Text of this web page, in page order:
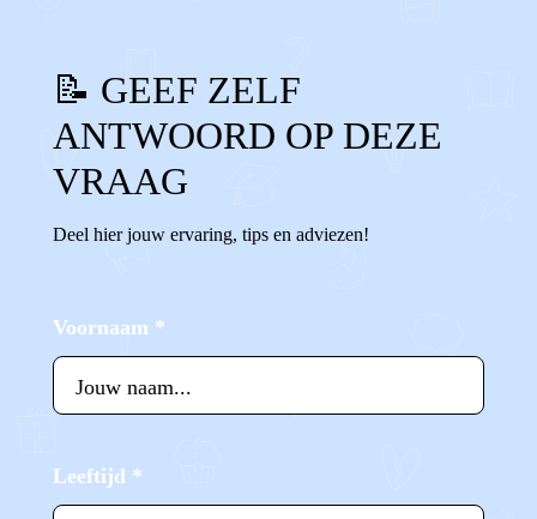
📝 GEEF ZELF
ANTWOORD OP DEZE
VRAAG
Deel hier jouw ervaring, tips en adviezen!
Voornaam *
Leeftijd *